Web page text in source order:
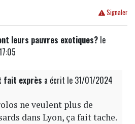
Signaler
leurs pauvres exotiques?le
fait exprès a écrit le 31/01/2024
ne veulent plus de
dans Lyon, ça fait tache.